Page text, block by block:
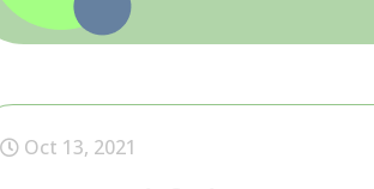
Oct 13, 2021